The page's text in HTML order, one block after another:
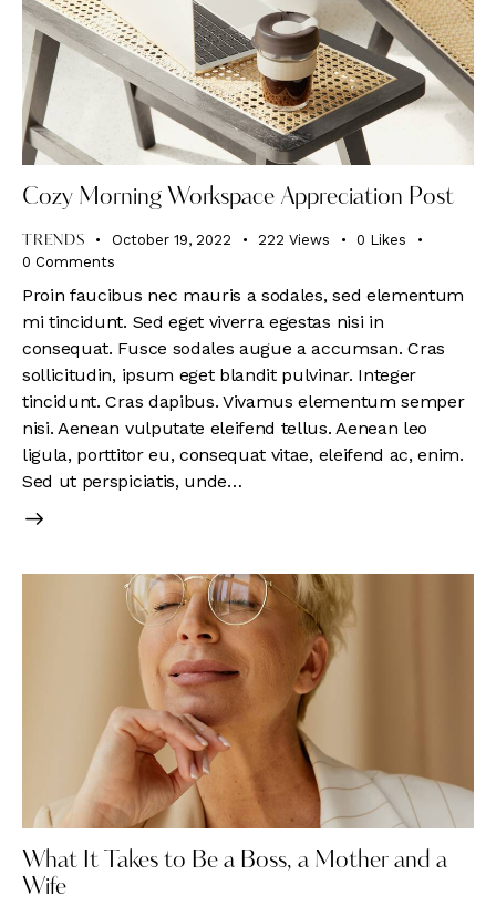
Cozy Morning Workspace Appreciation Post
TRENDS October 19, 2022 222 Views 0 Likes
0 Comments
Proin faucibus nec mauris a sodales, sed elementum
mi tincidunt. Sed eget viverra egestas nisi in
consequat. Fusce sodales augue a accumsan. Cras
sollicitudin, ipsum eget blandit pulvinar. Integer
tincidunt. Cras dapibus. Vivamus elementum semper
nisi. Aenean vulputate eleifend tellus. Aenean leo
ligula, porttitor eu, consequat vitae, eleifend ac, enim.
Sed ut perspiciatis, unde…
What It Takes to Be a Boss, a Mother and a
Wife